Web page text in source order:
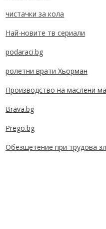
чистачки за кола
Най-новите тв сериали
podaraci.bg
ролетни врати Хьорман
Производство на маслени
Brava.bg
Prego.bg
Обезщетение при трудова